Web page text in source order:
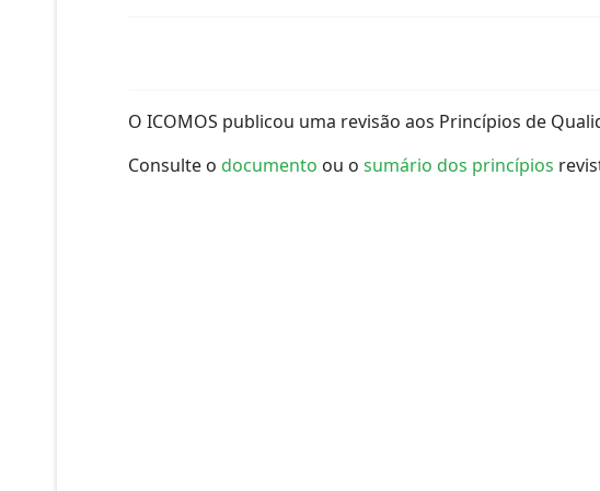
O ICOMOS publicou uma revisão aos Princípios de
Consulte o documento ou o sumário dos princípios